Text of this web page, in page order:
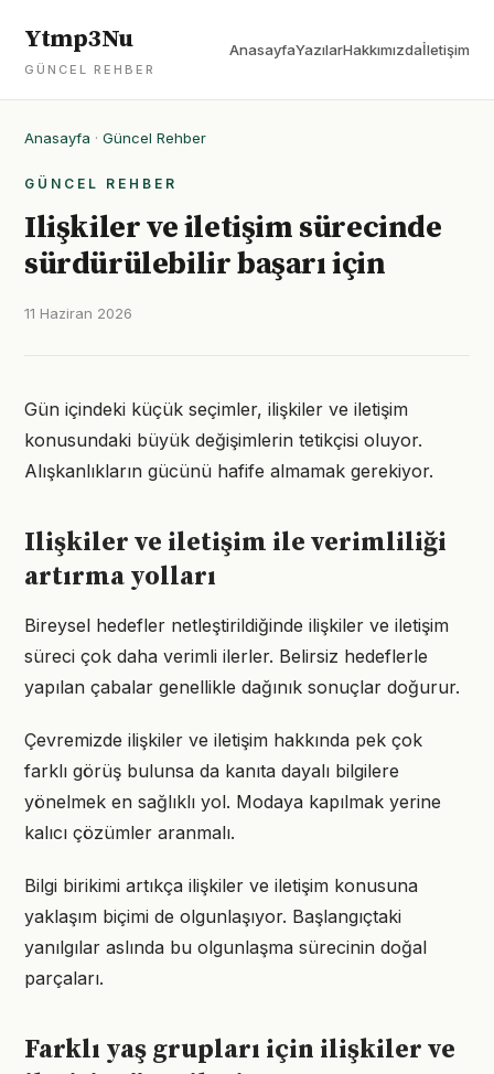
Ytmp3Nu
GÜNCEL REHBER
AnasayfaYazılarHakkımızdaİletişim
Anasayfa · Güncel Rehber
GÜNCEL REHBER
Ilişkiler ve iletişim sürecinde
sürdürülebilir başarı için
11 Haziran 2026
Gün içindeki küçük seçimler, ilişkiler ve iletişim
konusundaki büyük değişimlerin tetikçisi oluyor.
Alışkanlıkların gücünü hafife almamak gerekiyor.
Ilişkiler ve iletişim ile verimliliği
artırma yolları
Bireysel hedefler netleştirildiğinde ilişkiler ve iletişim
süreci çok daha verimli ilerler. Belirsiz hedeflerle
yapılan çabalar genellikle dağınık sonuçlar doğurur.
Çevremizde ilişkiler ve iletişim hakkında pek çok
farklı görüş bulunsa da kanıta dayalı bilgilere
yönelmek en sağlıklı yol. Modaya kapılmak yerine
kalıcı çözümler aranmalı.
Bilgi birikimi artıkça ilişkiler ve iletişim konusuna
yaklaşım biçimi de olgunlaşıyor. Başlangıçtaki
yanılgılar aslında bu olgunlaşma sürecinin doğal
parçaları.
Farklı yaş grupları için ilişkiler ve